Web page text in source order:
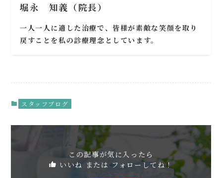
堀永 知義（院長）
一人一人に適した治療で、皆様が素敵な笑顔を取り
戻すことを私の診療理念としています。
スタッフブログ
この記事が気に入ったら
いいね または フォローしてね！